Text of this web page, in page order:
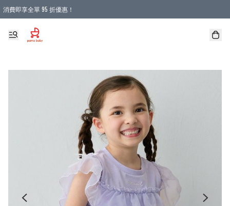
消費即享全單 95 折優惠！
購物滿 HKD 900.00即享免運費優惠！（適用於 本地送貨、本地取貨 )